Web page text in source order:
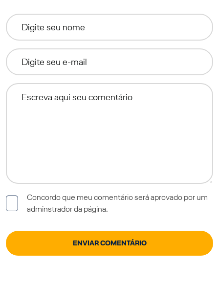
Concordo que meu comentário será aprovado por um
adminstrador da página.